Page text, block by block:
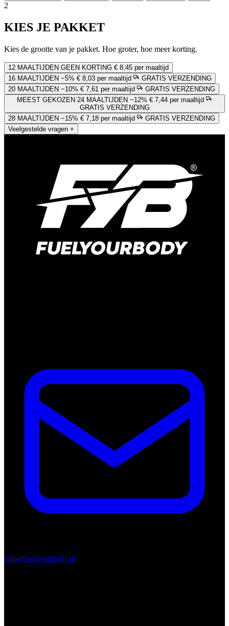
2
KIES JE PAKKET
Kies de grootte van je pakket. Hoe groter, hoe meer korting.
12 MAALTIJDEN GEEN KORTING € 8,45 per maaltijd
16 MAALTIJDEN −5% € 8,03 per maaltijd
GRATIS VERZENDING
20 MAALTIJDEN −10% € 7,61 per maaltijd
GRATIS VERZENDING
MEEST GEKOZEN 24 MAALTIJDEN −12% € 7,44 per maaltijd
GRATIS VERZENDING
28 MAALTIJDEN −15% € 7,18 per maaltijd
GRATIS VERZENDING
Veelgestelde vragen +
info@fuelyourbody.nl